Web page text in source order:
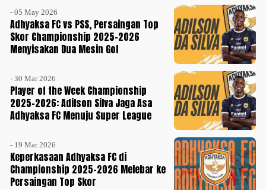
- 05 May 2026
Adhyaksa FC vs PSS, Persaingan Top
Skor Championship 2025-2026
Menyisakan Dua Mesin Gol
- 30 Mar 2026
Player of the Week Championship
2025-2026: Adilson Silva Jaga Asa
Adhyaksa FC Menuju Super League
- 19 Mar 2026
Keperkasaan Adhyaksa FC di
Championship 2025-2026 Melebar ke
Persaingan Top Skor
Timnas
Indonesia
SPECIAL
Video
Disclaimer
Tentang
Kami